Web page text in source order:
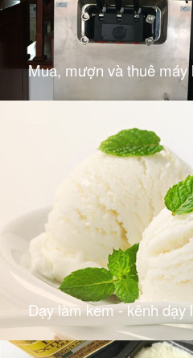
Mua, mượn và thuê máy
Dạy làm kem - kênh dạy